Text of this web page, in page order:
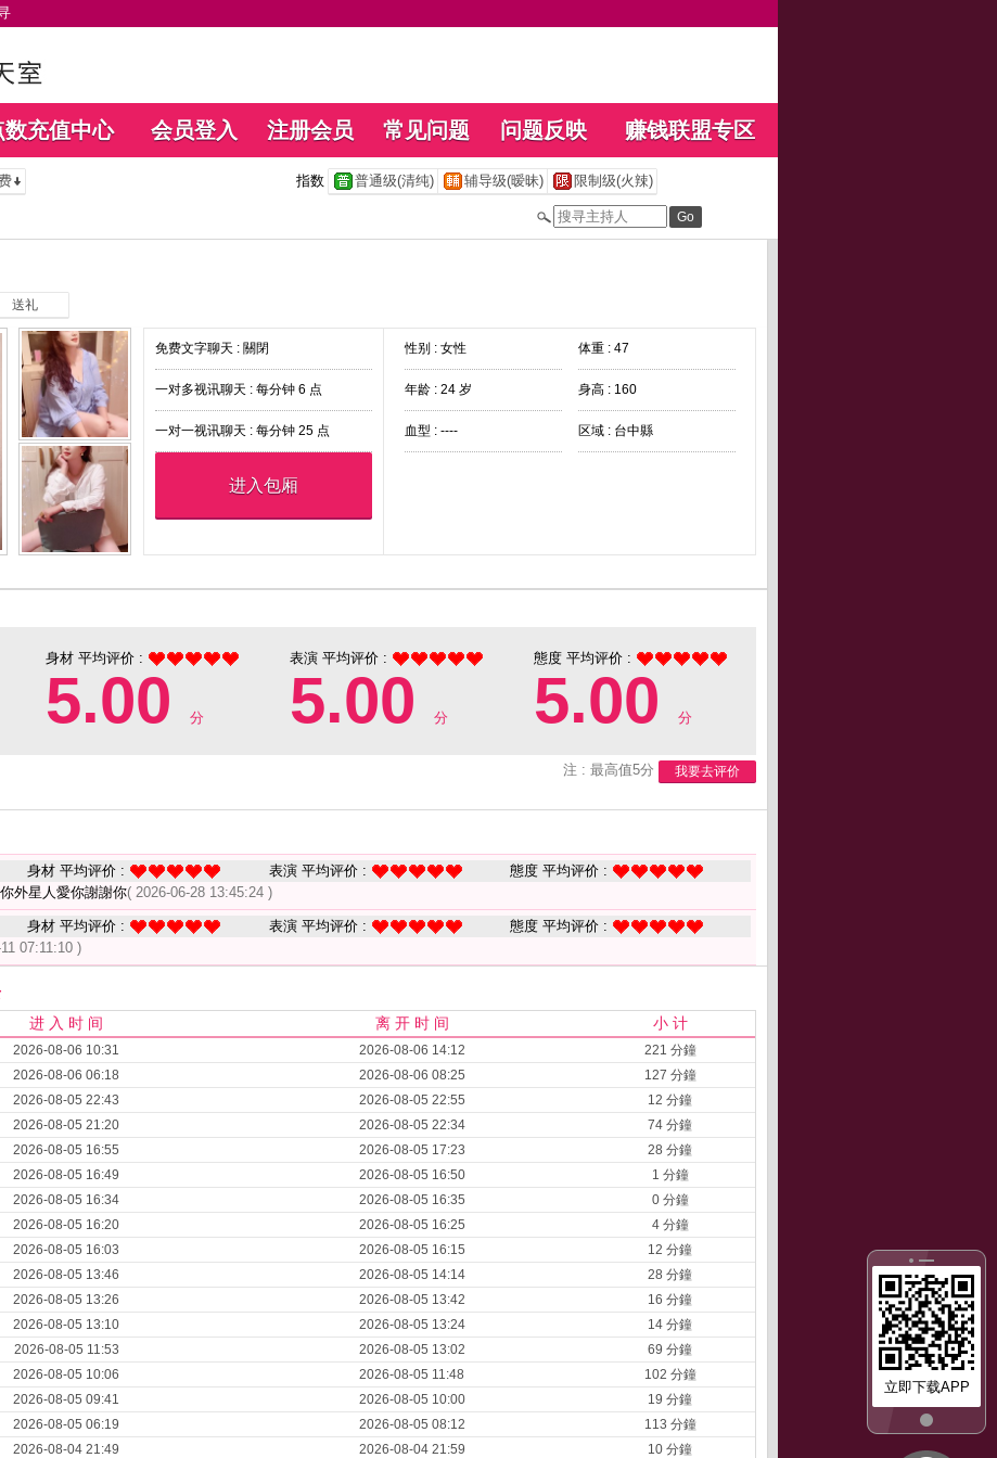
数充值中心 会员登入 注册会员 常见问题 问题反映 赚钱联盟专区
立即下载APP
指数 普通级(清纯) 辅导级(暧昧) 限制级(火辣)
送礼
免费文字聊天 : 關閉
一对多视讯聊天 : 每分钟 6 点
一对一视讯聊天 : 每分钟 25 点
进入包厢
性别 : 女性 体重 : 47
年龄 : 24 岁 身高 : 160
血型 : ---- 区域 : 台中縣
身材 平均评价 :
5.00 分
表演 平均评价 :
5.00 分
態度 平均评价 :
5.00 分
注 : 最高值5分 我要去评价
身材 平均评价 : 表演 平均评价 :
態度 平均评价 :
外星人愛你謝謝你( 2026-06-28 13:45:24 )
身材 平均评价 : 表演 平均评价 :
態度 平均评价 :
07:11:10 )
进 入 时 间 离 开 时 间 小 计
2026-08-06 10:31 2026-08-06 14:12
221 分鐘
2026-08-06 06:18 2026-08-06 08:25
127 分鐘
2026-08-05 22:43 2026-08-05 22:55
12 分鐘
2026-08-05 21:20 2026-08-05 22:34
74 分鐘
2026-08-05 16:55 2026-08-05 17:23
28 分鐘
2026-08-05 16:49 2026-08-05 16:50
1 分鐘
2026-08-05 16:34 2026-08-05 16:35
0 分鐘
2026-08-05 16:20 2026-08-05 16:25
4 分鐘
2026-08-05 16:03 2026-08-05 16:15
12 分鐘
2026-08-05 13:46 2026-08-05 14:14
28 分鐘
2026-08-05 13:26 2026-08-05 13:42
16 分鐘
2026-08-05 13:10 2026-08-05 13:24
14 分鐘
2026-08-05 11:53 2026-08-05 13:02
69 分鐘
2026-08-05 10:06 2026-08-05 11:48
102 分鐘
2026-08-05 09:41 2026-08-05 10:00
19 分鐘
2026-08-05 06:19 2026-08-05 08:12
113 分鐘
2026-08-04 21:49 2026-08-04 21:59 10 分鐘